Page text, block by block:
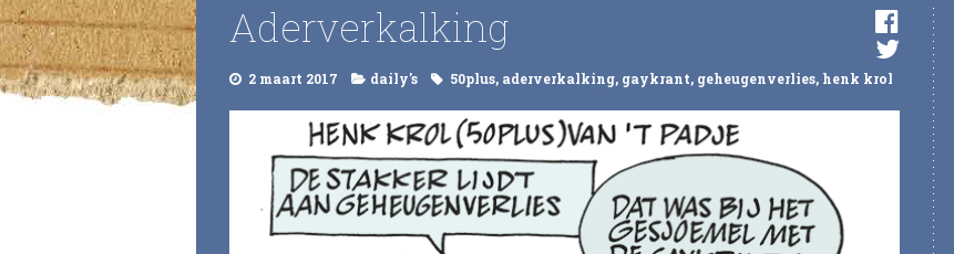
Aderverkalking
2 maart 2017 daily's 50plus, aderverkalking, gaykrant, geheugenverlies, henk krol